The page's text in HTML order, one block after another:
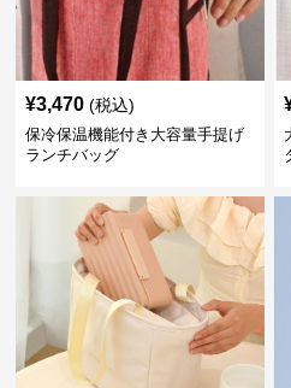
¥3,470 (税込)
保冷保温機能付き大容量手提げ
ランチバッグ